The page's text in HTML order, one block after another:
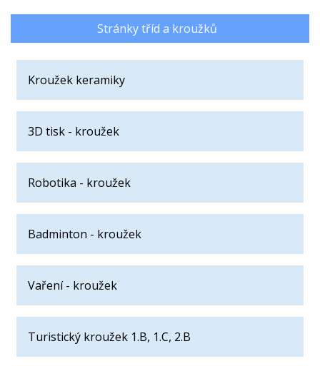
Stránky tříd a kroužků
Kroužek keramiky
3D tisk - kroužek
Robotika - kroužek
Badminton - kroužek
Vaření - kroužek
Turistický kroužek 1.B, 1.C, 2.B